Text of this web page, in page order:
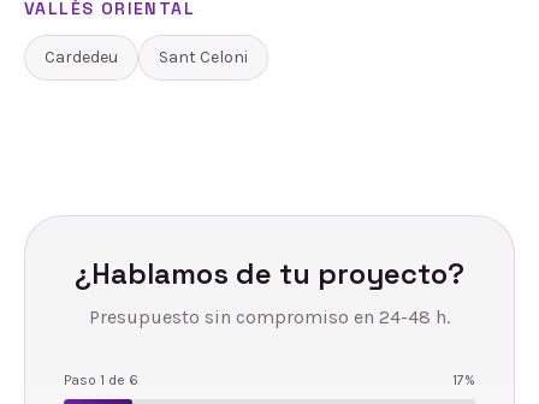
VALLÈS ORIENTAL
Cardedeu Sant Celoni
¿Hablamos de tu proyecto?
Presupuesto sin compromiso en 24-48 h.
Paso 1 de 6 17%